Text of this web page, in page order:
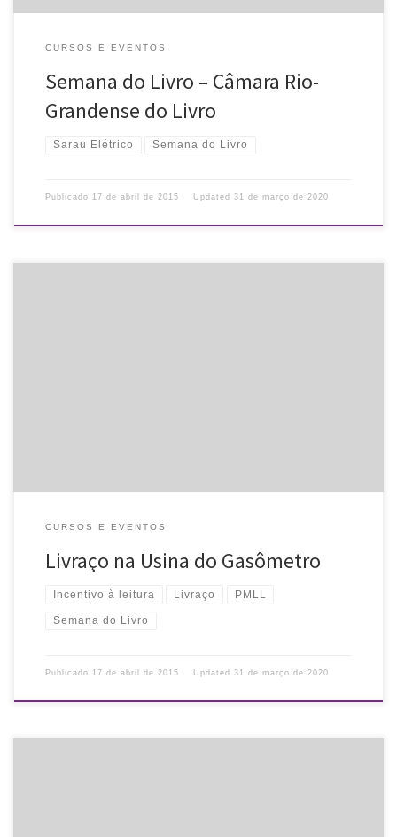
CURSOS E EVENTOS
Semana do Livro – Câmara Rio-
Grandense do Livro
Sarau Elétrico Semana do Livro
Publicado 17 de abril de 2015 Updated 31 de março de 2020
CURSOS E EVENTOS
Livraço na Usina do Gasômetro
Incentivo à leitura Livraço PMLL
Semana do Livro
Publicado 17 de abril de 2015 Updated 31 de março de 2020